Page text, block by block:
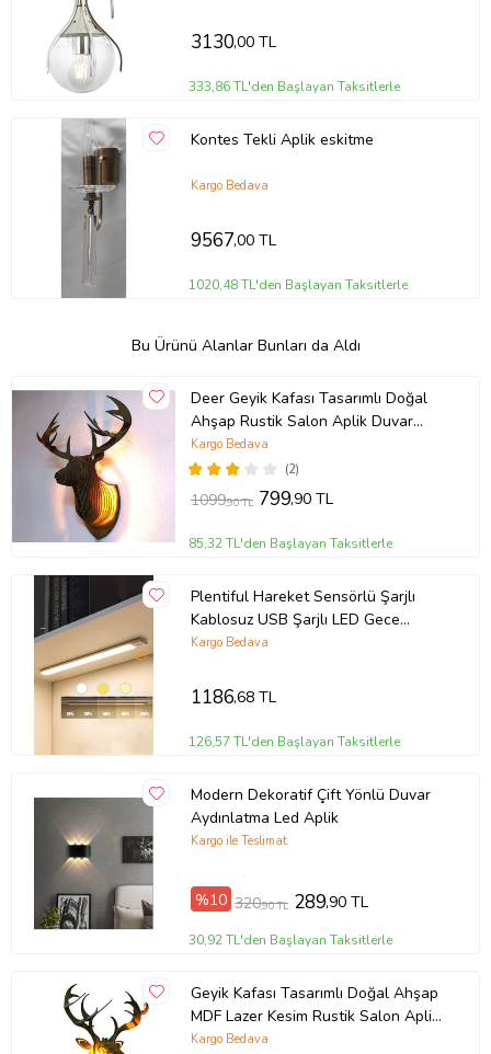
3130,00 TL
333,86 TL'den Başlayan Taksitlerle
Kontes Tekli Aplik eskitme
Kargo Bedava
9567,00 TL
1020,48 TL'den Başlayan Taksitlerle
Bu Ürünü Alanlar Bunları da Aldı
Deer Geyik Kafası Tasarımlı Doğal
Ahşap Rustik Salon Aplik Duvar
Dekoru (Ampul Dahil)
(2)
Kargo Bedava
1099,90 TL 799,90 TL
85,32 TL'den Başlayan Taksitlerle
Plentiful Hareket Sensörlü Şarjlı
Kablosuz USB Şarjlı LED Gece
Lambası 3 Renk Kısılabilir Mutfak
Kargo Bedava
1186,68 TL
126,57 TL'den Başlayan Taksitlerle
Modern Dekoratif Çift Yönlü Duvar
Aydınlatma Led Aplik
Kargo ile Teslimat
%10 320,90 TL 289,90 TL
30,92 TL'den Başlayan Taksitlerle
Geyik Kafası Tasarımlı Doğal Ahşap
MDF Lazer Kesim Rustik Salon Aplik
Duvar Dekoru (Ceviz)
Kargo Bedava